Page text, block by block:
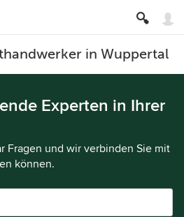
in Wuppertal
Experten in Ihrer
Fragen und wir verbinden Sie mit
können.